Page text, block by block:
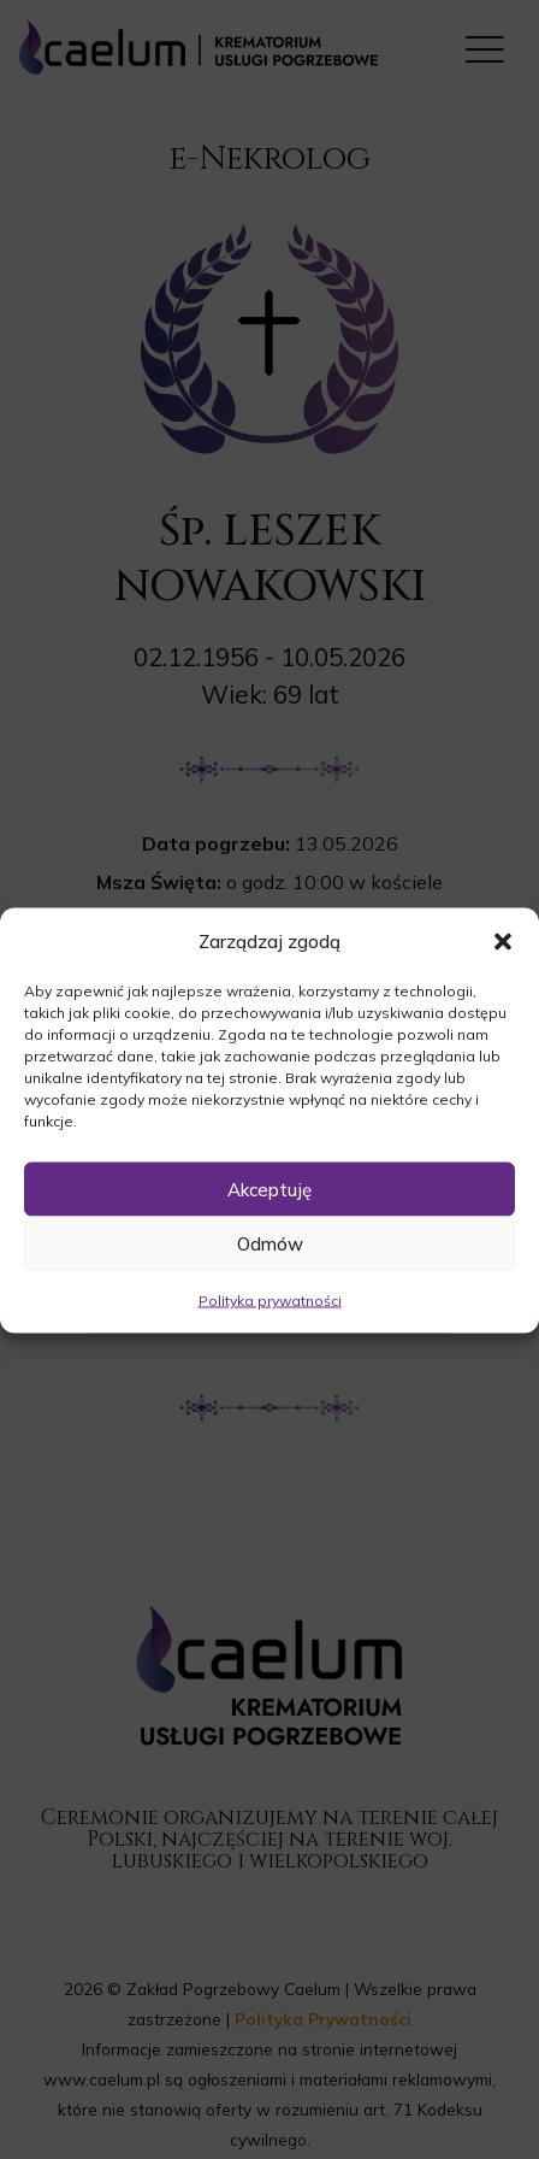
Zarządzaj zgodą
Aby zapewnić jak najlepsze wrażenia, korzystamy z technologii,
takich jak pliki cookie, do przechowywania i/lub uzyskiwania dostępu
do informacji o urządzeniu. Zgoda na te technologie pozwoli nam
przetwarzać dane, takie jak zachowanie podczas przeglądania lub
unikalne identyfikatory na tej stronie. Brak wyrażenia zgody lub
wycofanie zgody może niekorzystnie wpłynąć na niektóre cechy i
funkcje.
Akceptuję
Odmów
Polityka prywatności
e-Nekrolog
Śp. LESZEK
NOWAKOWSKI
02.12.1956 - 10.05.2026
Wiek: 69 lat
Data pogrzebu: 13.05.2026
Msza Święta: o godz. 10:00 w kościele
Nowa Wieś 61A, 66-350 Nowa Wieś
Cmentarz:Uroczystość pogrzebowa
rozpocznie się po mszy św. na cmentarzu
komunalnym w Nowej Wsi.
Nowa Wieś, 66-350 Nowa Wieś
POBIERZ POWIADOMIENIE SMS
Ceremonie organizujemy na terenie całej
Polski, najczęściej na terenie woj.
lubuskiego i wielkopolskiego
2026 © Zakład Pogrzebowy Caelum | Wszelkie prawa
zastrzeżone | Polityka Prywatności
Informacje zamieszczone na stronie internetowej
www.caelum.pl są ogłoszeniami i materiałami reklamowymi,
które nie stanowią oferty w rozumieniu art. 71 Kodeksu
cywilnego.